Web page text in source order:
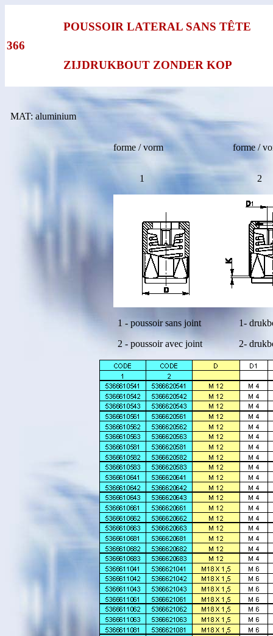
366
POUSSOIR LATERAL SANS TÊTE
ZIJDRUKBOUT ZONDER KOP
MAT: aluminium
forme / vorm forme /
1 2
1 - poussoir sans joint
2 - poussoir avec joint
1-
2-